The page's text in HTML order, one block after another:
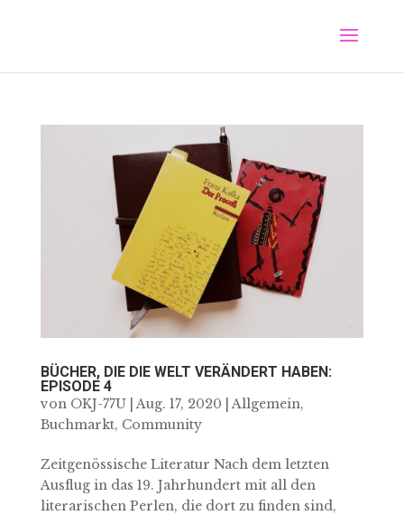
BÜCHER, DIE DIE WELT VERÄNDERT HABEN:
EPISODE 4
von OKJ-77U|Aug. 17, 2020 |Allgemein,
Buchmarkt, Community
Zeitgenössische Literatur Nach dem letzten
Ausflug in das 19. Jahrhundert mit all den
literarischen Perlen, die dort zu finden sind,